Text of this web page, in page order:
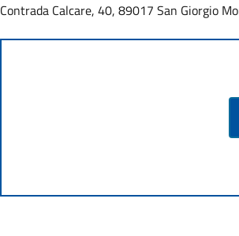
Contrada Calcare, 40, 89017 San Giorgio